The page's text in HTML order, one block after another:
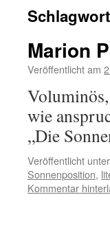
Marion
Veröffentlicht am
wie
„Die
Veröffentlicht unter
Sonnenposition,
Kommentar